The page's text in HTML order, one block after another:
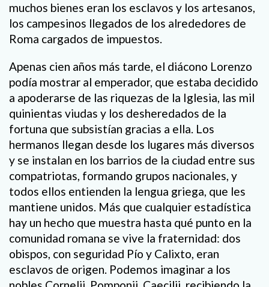
muchos bienes eran los esclavos y los artesanos,
los campesinos llegados de los alrededores de
Roma cargados de impuestos.
Apenas cien años más tarde, el diácono Lorenzo
podía mostrar al emperador, que estaba decidido
a apoderarse de las riquezas de la Iglesia, las mil
quinientas viudas y los desheredados de la
fortuna que subsistían gracias a ella. Los
hermanos llegan desde los lugares más diversos
y se instalan en los barrios de la ciudad entre sus
compatriotas, formando grupos nacionales, y
todos ellos entienden la lengua griega, que les
mantiene unidos. Más que cualquier estadística
hay un hecho que muestra hasta qué punto en la
comunidad romana se vive la fraternidad: dos
obispos, con seguridad Pío y Calixto, eran
esclavos de origen. Podemos imaginar a los